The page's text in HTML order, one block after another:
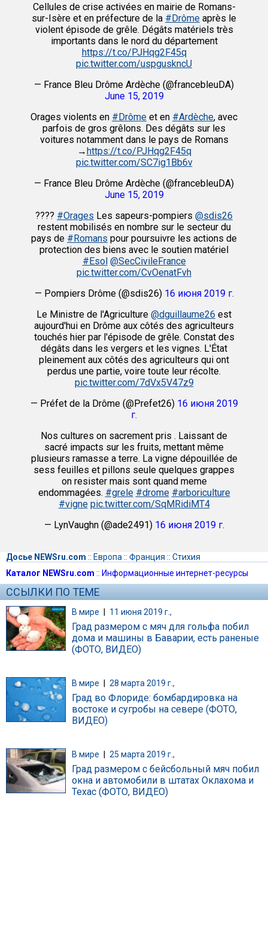
Cellules de crise activées en mairie de Romans-
sur-Isère et en préfecture de la #Drôme après le
violent épisode de grêle. Dégâts matériels très
importants dans le nord du département
https://t.co/PJHqg2F45q
pic.twitter.com/uspguskncU
— France Bleu Drôme Ardèche (@francebleuDA)
June 15, 2019
Orages violents en #Drôme et en #Ardèche, avec
parfois de gros grêlons. Des dégâts sur les
voitures notamment dans le pays de Romans
→https://t.co/PJHqg2F45q
pic.twitter.com/SC7ig1Bb6v
— France Bleu Drôme Ardèche (@francebleuDA)
June 15, 2019
???? #Orages Les sapeurs-pompiers @sdis26
restent mobilisés en nombre sur le secteur du
pays de #Romans pour poursuivre les actions de
protection des biens avec le soutien matériel
#Esol @SecCivileFrance
pic.twitter.com/CvOenatFvh
— Pompiers Drôme (@sdis26) 16 июня 2019 г.
Le Ministre de l'Agriculture @dguillaume26 est
aujourd'hui en Drôme aux côtés des agriculteurs
touchés hier par l'épisode de grêle. Constat des
dégâts dans les vergers et les vignes. L'État
pleinement aux côtés des agriculteurs qui ont
perdus une partie, voire toute leur récolte.
pic.twitter.com/7dVx5V47z9
— Préfet de la Drôme (@Prefet26) 16 июня 2019
г.
Nos cultures on sacrement pris . Laissant de
sacré impacts sur les fruits, mettant même
plusieurs ramasse a terre. La vigne dépouillée de
sess feuilles et pillons seule quelques grappes
on resister mais sont quand meme
endommagées. #grele #drome #arboriculture
#vigne pic.twitter.com/SqMRidiMT4
— LynVaughn (@ade2491) 16 июня 2019 г.
Досье NEWSru.com :: Европа :: Франция :: Стихия
Каталог NEWSru.com :: Информационные интернет-ресурсы
ССЫЛКИ ПО ТЕМЕ
В мире | 11 июня 2019 г.,
Град размером с мяч для гольфа побил
дома и машины в Баварии, есть раненые
(ФОТО, ВИДЕО)
В мире 28 марта 2019 г.,
Град во Флориде: бомбардировка на
востоке и сугробы на севере (ФОТО,
ВИДЕО)
В мире 25 марта 2019 г.,
Град размером с бейсбольный мяч побил
окна и автомобили в штатах Оклахома и
Техас (ФОТО, ВИДЕО)